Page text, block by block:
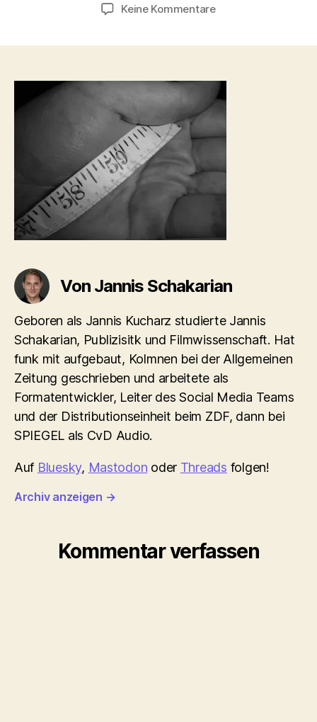
Keine Kommentarezu
Von Jannis Schakarian
Geboren als Jannis Kucharz studierte Jannis
Schakarian, Publizisitk und Filmwissenschaft. Hat
funk mit aufgebaut, Kolmnen bei der Allgemeinen
Zeitung geschrieben und arbeitete als
Formatentwickler, Leiter des Social Media Teams
und der Distributionseinheit beim ZDF, dann bei
SPIEGEL als CvD Audio.
Auf Bluesky, Mastodon oder Threads folgen!
Archiv anzeigen →
Kommentar verfassen